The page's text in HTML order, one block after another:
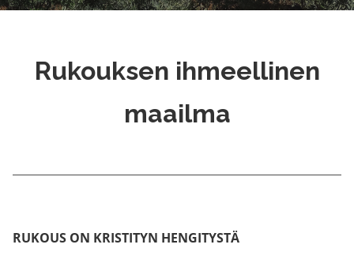
Rukouksen ihmeellinen
maailma
RUKOUS ON KRISTITYN HENGITYSTÄ